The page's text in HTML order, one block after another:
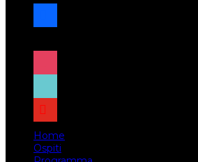
facebook
x
instagram
tiktok
youtube
Home
Ospiti